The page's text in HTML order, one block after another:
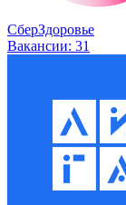
СберЗдоровье
Вакансии: 31